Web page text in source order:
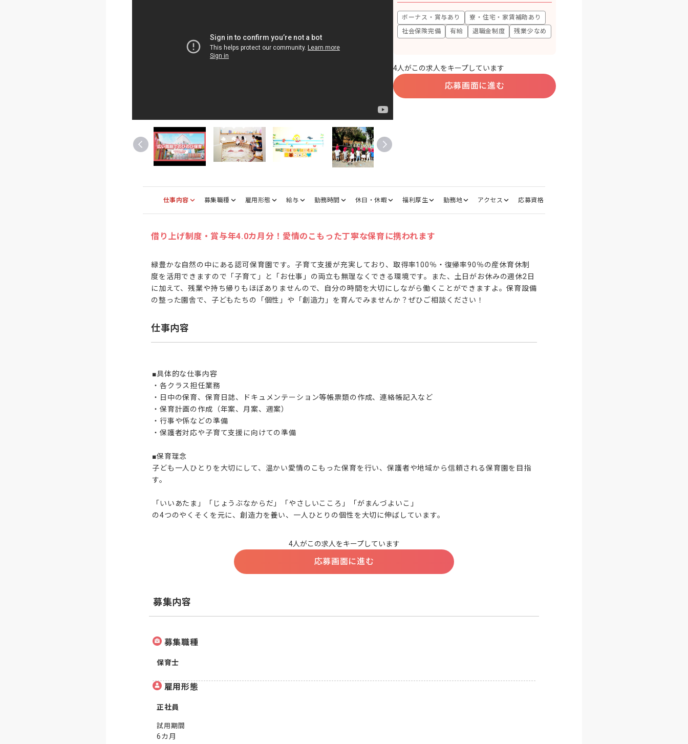
ボーナス・賞与あり
寮・住宅・家賃補助あり
社会保険完備
有給 退職金制度 残業少なめ
4人がこの求人をキープしています
応募画面に進む
仕事内容 募集職種 雇用形態 給与 勤務時間 休日・休暇 福利厚生 勤務地 アクセス 応募資格
借り上げ制度・賞与年4.0カ月分！愛情のこもった丁寧な保育に携われます
緑豊かな自然の中にある認可保育園です。子育て支援が充実しており、取得率100％・復帰率90％の産休育休制
度を活用できますので「子育て」と「お仕事」の両立も無理なくできる環境です。また、土日がお休みの週休2日
に加えて、残業や持ち帰りもほぼありませんので、自分の時間を大切にしながら働くことができますよ。保育設備
の整った園舎で、子どもたちの「個性」や「創造力」を育んでみませんか？ぜひご相談ください！
仕事内容
■具体的な仕事内容
・各クラス担任業務
・日中の保育、保育日誌、ドキュメンテーション等帳票類の作成、連絡帳記入など
・保育計画の作成（年案、月案、週案）
・行事や係などの準備
・保護者対応や子育て支援に向けての準備
■保育理念
子ども一人ひとりを大切にして、温かい愛情のこもった保育を行い、保護者や地域から信頼される保育園を目指
す。
「いいあたま」「じょうぶなからだ」「やさしいこころ」「がまんづよいこ」
の4つのやくそくを元に、創造力を養い、一人ひとりの個性を大切に伸ばしています。
4人がこの求人をキープしています
応募画面に進む
募集内容
募集職種
保育士
雇用形態
正社員
試用期間
6カ月